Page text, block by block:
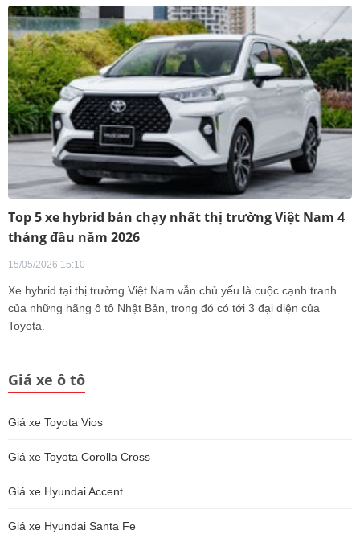
Top 5 xe hybrid bán chạy nhất thị trường Việt Nam 4
tháng đầu năm 2026
15/05/2026 15:10
Xe hybrid tại thị trường Việt Nam vẫn chủ yếu là cuộc cạnh tranh
của những hãng ô tô Nhật Bản, trong đó có tới 3 đại diện của
Toyota.
Giá xe ô tô
Giá xe Toyota Vios
Giá xe Toyota Corolla Cross
Giá xe Hyundai Accent
Giá xe Hyundai Santa Fe